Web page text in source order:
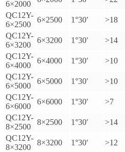
6×2000
QC12Y-
6×2500
6×2500 1°30′ >18
QC12Y-
6×3200
6×3200 1°30′ >14
QC12Y-
6×4000
6×4000 1°30′ >10
QC12Y-
6×5000
6×5000 1°30′ >10
QC12Y-
6×6000
6×6000 1°30′ >7
QC12Y-
8×2500
8×2500 1°30′ >14
QC12Y-
8×3200
8×3200 1°30′ >12